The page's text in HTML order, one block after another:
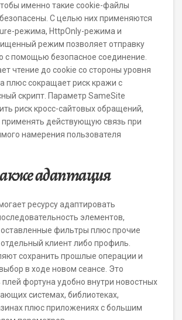
именно такие cookie-файлы
С целью них применяются
режима, HttpOnly-режима и
режим позволяет отправку
с помощью безопасное соединение.
чтение до cookie со стороны уровня
плюс сокращает риск кражи с
скрипт. Параметр SameSite
риск кросс-сайтовых обращений,
применять действующую связь при
намерения пользователя
адаптация
ресурсу адаптировать
элементов,
фильтры плюс прочие
клиент либо профиль.
сохранить прошлые операции и
в ходе новом сеансе. Это
фортуна удобно внутри новостных
системах, библиотеках,
плюс приложениях с большим